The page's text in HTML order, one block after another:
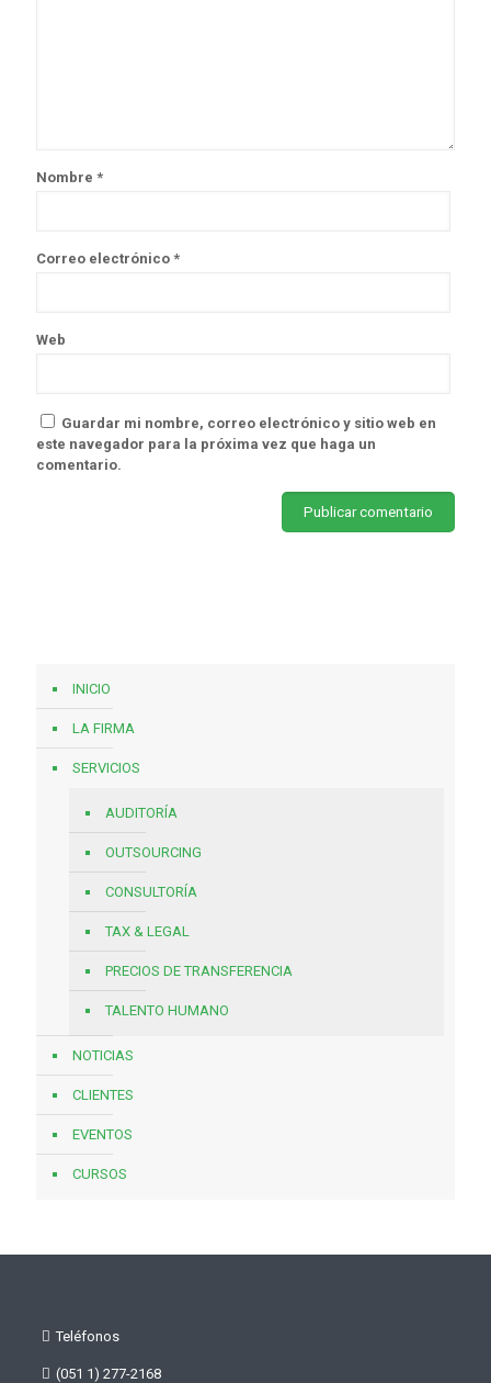
Nombre *
Correo electrónico *
Web
Guardar mi nombre, correo electrónico y sitio web en
este navegador para la próxima vez que haga un
comentario.
INICIO
LA FIRMA
SERVICIOS
AUDITORÍA
OUTSOURCING
CONSULTORÍA
TAX & LEGAL
PRECIOS DE TRANSFERENCIA
TALENTO HUMANO
NOTICIAS
CLIENTES
EVENTOS
CURSOS
Teléfonos
(051 1) 277-2168